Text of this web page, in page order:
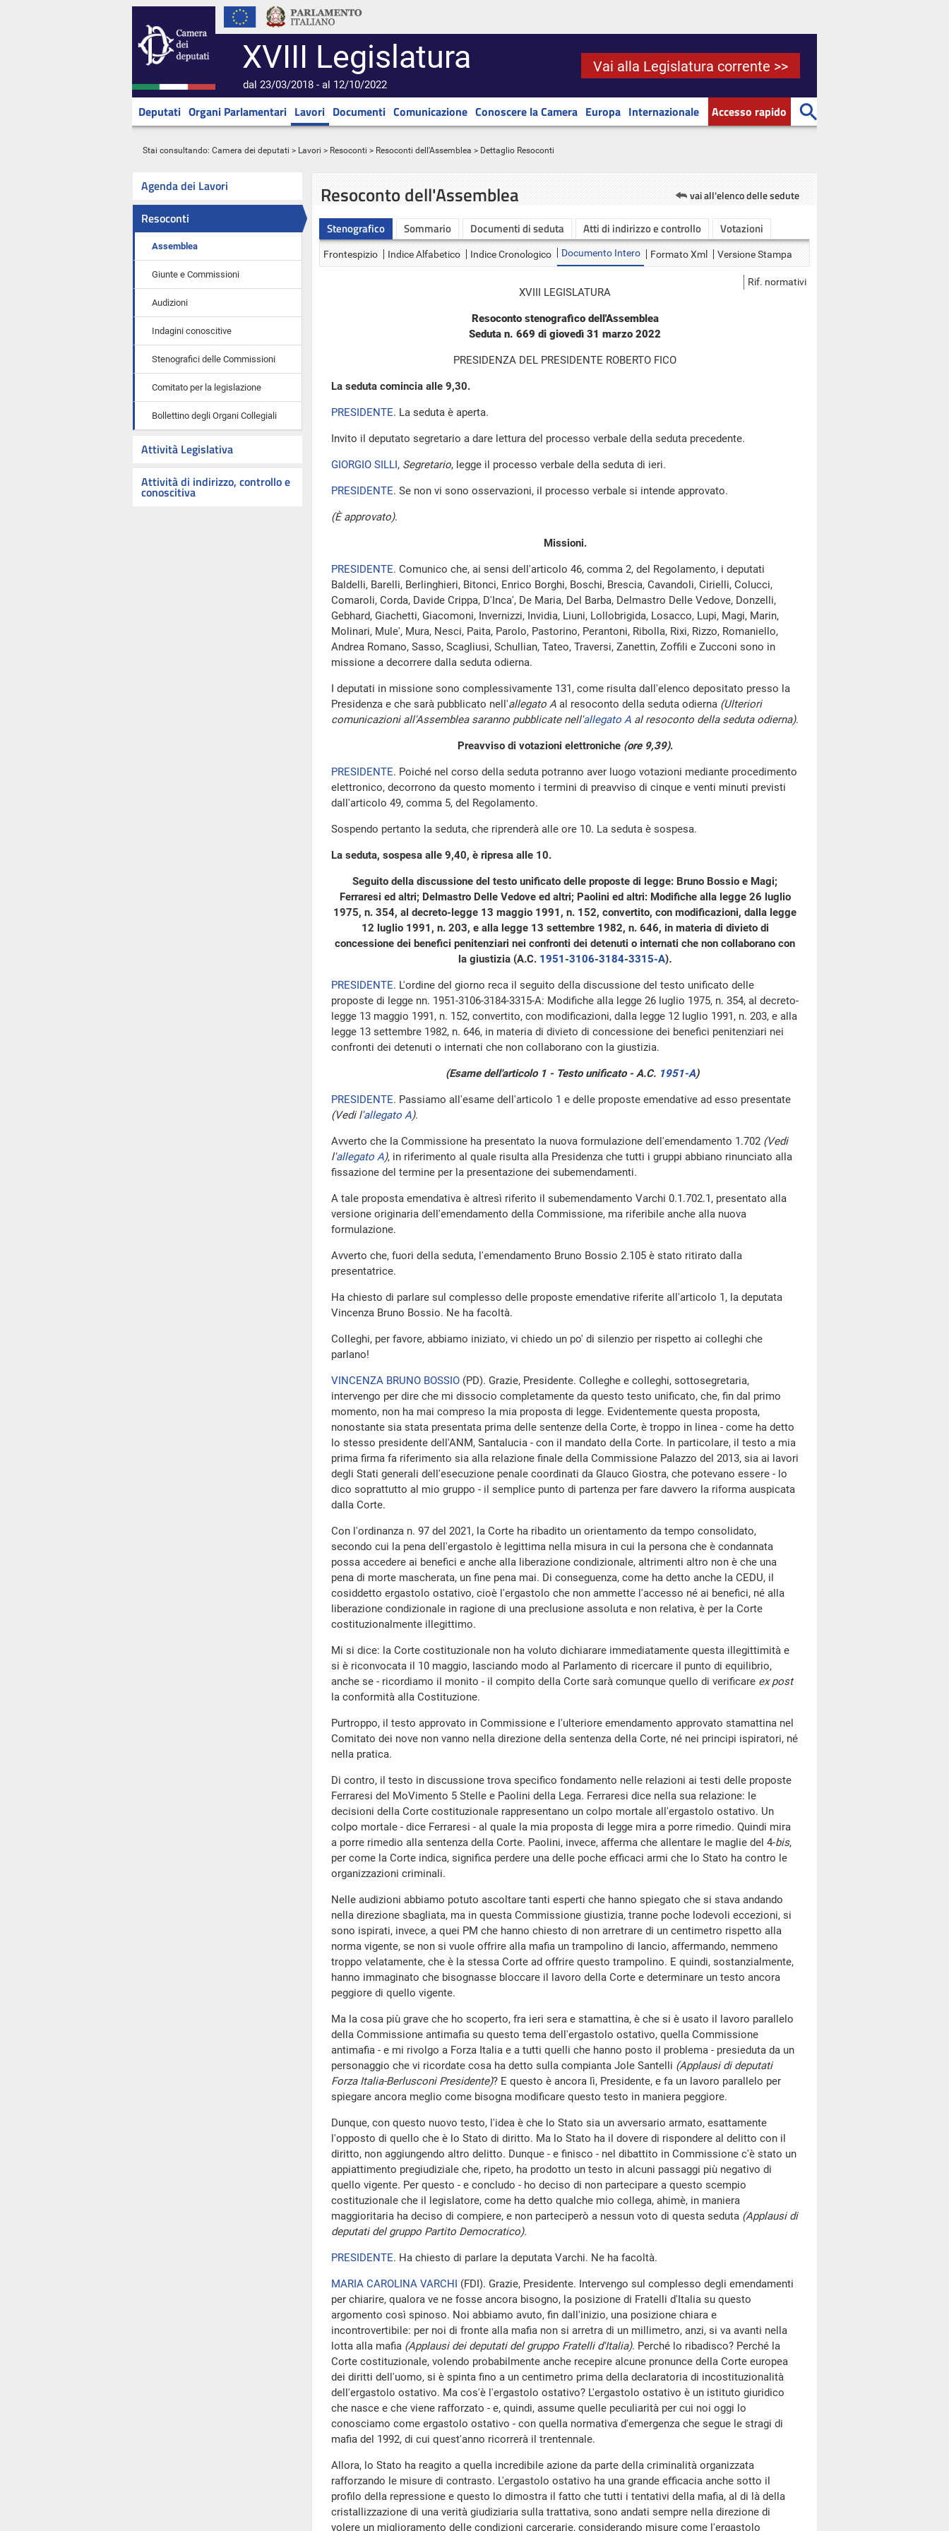
XVIII Legislatura
dal 23/03/2018 - al 12/10/2022
Vai alla Legislatura corrente >>
Deputati Organi Parlamentari Lavori Documenti Comunicazione Conoscere la Camera Europa Internazionale Accesso rapido
Stai consultando: Camera dei deputati > Lavori > Resoconti > Resoconti dell'Assemblea > Dettaglio Resoconti
Agenda dei Lavori
Resoconti
Assemblea
Giunte e Commissioni
Audizioni
Indagini conoscitive
Stenografici delle Commissioni
Comitato per la legislazione
Bollettino degli Organi Collegiali
Attività Legislativa
Attività di indirizzo, controllo e
conoscitiva
Resoconto dell'Assemblea vai all'elenco delle sedute
Stenografico Sommario Documenti di seduta Atti di indirizzo e controllo Votazioni
Frontespizio Indice Alfabetico Indice Cronologico Documento Intero Formato Xml Versione Stampa
Rif. normativi
XVIII LEGISLATURA
Resoconto stenografico dell'Assemblea
Seduta n. 669 di giovedì 31 marzo 2022
PRESIDENZA DEL PRESIDENTE ROBERTO FICO
La seduta comincia alle 9,30.
PRESIDENTE. La seduta è aperta.
Invito il deputato segretario a dare lettura del processo verbale della seduta precedente.
GIORGIO SILLI, Segretario, legge il processo verbale della seduta di ieri.
PRESIDENTE. Se non vi sono osservazioni, il processo verbale si intende approvato.
(È approvato).
Missioni.
PRESIDENTE. Comunico che, ai sensi dell'articolo 46, comma 2, del Regolamento, i deputati
Baldelli, Barelli, Berlinghieri, Bitonci, Enrico Borghi, Boschi, Brescia, Cavandoli, Cirielli, Colucci,
Comaroli, Corda, Davide Crippa, D'Inca', De Maria, Del Barba, Delmastro Delle Vedove, Donzelli,
Gebhard, Giachetti, Giacomoni, Invernizzi, Invidia, Liuni, Lollobrigida, Losacco, Lupi, Magi, Marin,
Molinari, Mule', Mura, Nesci, Paita, Parolo, Pastorino, Perantoni, Ribolla, Rixi, Rizzo, Romaniello,
Andrea Romano, Sasso, Scagliusi, Schullian, Tateo, Traversi, Zanettin, Zoffili e Zucconi sono in
missione a decorrere dalla seduta odierna.
I deputati in missione sono complessivamente 131, come risulta dall'elenco depositato presso la
Presidenza e che sarà pubblicato nell'allegato A al resoconto della seduta odierna (Ulteriori
comunicazioni all'Assemblea saranno pubblicate nell'allegato A al resoconto della seduta odierna).
Preavviso di votazioni elettroniche (ore 9,39).
PRESIDENTE. Poiché nel corso della seduta potranno aver luogo votazioni mediante procedimento
elettronico, decorrono da questo momento i termini di preavviso di cinque e venti minuti previsti
dall'articolo 49, comma 5, del Regolamento.
Sospendo pertanto la seduta, che riprenderà alle ore 10. La seduta è sospesa.
La seduta, sospesa alle 9,40, è ripresa alle 10.
Seguito della discussione del testo unificato delle proposte di legge: Bruno Bossio e Magi;
Ferraresi ed altri; Delmastro Delle Vedove ed altri; Paolini ed altri: Modifiche alla legge 26 luglio
1975, n. 354, al decreto-legge 13 maggio 1991, n. 152, convertito, con modificazioni, dalla legge
12 luglio 1991, n. 203, e alla legge 13 settembre 1982, n. 646, in materia di divieto di
concessione dei benefici penitenziari nei confronti dei detenuti o internati che non collaborano con
la giustizia (A.C. 1951​-3106​-3184​-3315-A​).
PRESIDENTE. L'ordine del giorno reca il seguito della discussione del testo unificato delle
proposte di legge nn. 1951-3106-3184-3315-A: Modifiche alla legge 26 luglio 1975, n. 354, al decreto-
legge 13 maggio 1991, n. 152, convertito, con modificazioni, dalla legge 12 luglio 1991, n. 203, e alla
legge 13 settembre 1982, n. 646, in materia di divieto di concessione dei benefici penitenziari nei
confronti dei detenuti o internati che non collaborano con la giustizia.
(Esame dell'articolo 1 - Testo unificato - A.C. 1951-A​)
PRESIDENTE. Passiamo all'esame dell'articolo 1 e delle proposte emendative ad esso presentate
(Vedi l'allegato A).
Avverto che la Commissione ha presentato la nuova formulazione dell'emendamento 1.702 (Vedi
l'allegato A), in riferimento al quale risulta alla Presidenza che tutti i gruppi abbiano rinunciato alla
fissazione del termine per la presentazione dei subemendamenti.
A tale proposta emendativa è altresì riferito il subemendamento Varchi 0.1.702.1, presentato alla
versione originaria dell'emendamento della Commissione, ma riferibile anche alla nuova
formulazione.
Avverto che, fuori della seduta, l'emendamento Bruno Bossio 2.105 è stato ritirato dalla
presentatrice.
Ha chiesto di parlare sul complesso delle proposte emendative riferite all'articolo 1, la deputata
Vincenza Bruno Bossio. Ne ha facoltà.
Colleghi, per favore, abbiamo iniziato, vi chiedo un po' di silenzio per rispetto ai colleghi che
parlano!
VINCENZA BRUNO BOSSIO (PD). Grazie, Presidente. Colleghe e colleghi, sottosegretaria,
intervengo per dire che mi dissocio completamente da questo testo unificato, che, fin dal primo
momento, non ha mai compreso la mia proposta di legge. Evidentemente questa proposta,
nonostante sia stata presentata prima delle sentenze della Corte, è troppo in linea - come ha detto
lo stesso presidente dell'ANM, Santalucia - con il mandato della Corte. In particolare, il testo a mia
prima firma fa riferimento sia alla relazione finale della Commissione Palazzo del 2013, sia ai lavori
degli Stati generali dell'esecuzione penale coordinati da Glauco Giostra, che potevano essere - lo
dico soprattutto al mio gruppo - il semplice punto di partenza per fare davvero la riforma auspicata
dalla Corte.
Con l'ordinanza n. 97 del 2021, la Corte ha ribadito un orientamento da tempo consolidato,
secondo cui la pena dell'ergastolo è legittima nella misura in cui la persona che è condannata
possa accedere ai benefici e anche alla liberazione condizionale, altrimenti altro non è che una
pena di morte mascherata, un fine pena mai. Di conseguenza, come ha detto anche la CEDU, il
cosiddetto ergastolo ostativo, cioè l'ergastolo che non ammette l'accesso né ai benefici, né alla
liberazione condizionale in ragione di una preclusione assoluta e non relativa, è per la Corte
costituzionalmente illegittimo.
Mi si dice: la Corte costituzionale non ha voluto dichiarare immediatamente questa illegittimità e
si è riconvocata il 10 maggio, lasciando modo al Parlamento di ricercare il punto di equilibrio,
anche se - ricordiamo il monito - il compito della Corte sarà comunque quello di verificare ex post
la conformità alla Costituzione.
Purtroppo, il testo approvato in Commissione e l'ulteriore emendamento approvato stamattina nel
Comitato dei nove non vanno nella direzione della sentenza della Corte, né nei principi ispiratori, né
nella pratica.
Di contro, il testo in discussione trova specifico fondamento nelle relazioni ai testi delle proposte
Ferraresi del MoVimento 5 Stelle e Paolini della Lega. Ferraresi dice nella sua relazione: le
decisioni della Corte costituzionale rappresentano un colpo mortale all'ergastolo ostativo. Un
colpo mortale - dice Ferraresi - al quale la mia proposta di legge mira a porre rimedio. Quindi mira
a porre rimedio alla sentenza della Corte. Paolini, invece, afferma che allentare le maglie del 4-bis,
per come la Corte indica, significa perdere una delle poche efficaci armi che lo Stato ha contro le
organizzazioni criminali.
Nelle audizioni abbiamo potuto ascoltare tanti esperti che hanno spiegato che si stava andando
nella direzione sbagliata, ma in questa Commissione giustizia, tranne poche lodevoli eccezioni, si
sono ispirati, invece, a quei PM che hanno chiesto di non arretrare di un centimetro rispetto alla
norma vigente, se non si vuole offrire alla mafia un trampolino di lancio, affermando, nemmeno
troppo velatamente, che è la stessa Corte ad offrire questo trampolino. E quindi, sostanzialmente,
hanno immaginato che bisognasse bloccare il lavoro della Corte e determinare un testo ancora
peggiore di quello vigente.
Ma la cosa più grave che ho scoperto, fra ieri sera e stamattina, è che si è usato il lavoro parallelo
della Commissione antimafia su questo tema dell'ergastolo ostativo, quella Commissione
antimafia - e mi rivolgo a Forza Italia e a tutti quelli che hanno posto il problema - presieduta da un
personaggio che vi ricordate cosa ha detto sulla compianta Jole Santelli (Applausi di deputati
Forza Italia-Berlusconi Presidente)? E questo è ancora lì, Presidente, e fa un lavoro parallelo per
spiegare ancora meglio come bisogna modificare questo testo in maniera peggiore.
Dunque, con questo nuovo testo, l'idea è che lo Stato sia un avversario armato, esattamente
l'opposto di quello che è lo Stato di diritto. Ma lo Stato ha il dovere di rispondere al delitto con il
diritto, non aggiungendo altro delitto. Dunque - e finisco - nel dibattito in Commissione c'è stato un
appiattimento pregiudiziale che, ripeto, ha prodotto un testo in alcuni passaggi più negativo di
quello vigente. Per questo - e concludo - ho deciso di non partecipare a questo scempio
costituzionale che il legislatore, come ha detto qualche mio collega, ahimè, in maniera
maggioritaria ha deciso di compiere, e non parteciperò a nessun voto di questa seduta (Applausi di
deputati del gruppo Partito Democratico).
PRESIDENTE. Ha chiesto di parlare la deputata Varchi. Ne ha facoltà.
MARIA CAROLINA VARCHI (FDI). Grazie, Presidente. Intervengo sul complesso degli emendamenti
per chiarire, qualora ve ne fosse ancora bisogno, la posizione di Fratelli d'Italia su questo
argomento così spinoso. Noi abbiamo avuto, fin dall'inizio, una posizione chiara e
incontrovertibile: per noi di fronte alla mafia non si arretra di un millimetro, anzi, si va avanti nella
lotta alla mafia (Applausi dei deputati del gruppo Fratelli d'Italia). Perché lo ribadisco? Perché la
Corte costituzionale, volendo probabilmente anche recepire alcune pronunce della Corte europea
dei diritti dell'uomo, si è spinta fino a un centimetro prima della declaratoria di incostituzionalità
dell'ergastolo ostativo. Ma cos'è l'ergastolo ostativo? L'ergastolo ostativo è un istituto giuridico
che nasce e che viene rafforzato - e, quindi, assume quelle peculiarità per cui noi oggi lo
conosciamo come ergastolo ostativo - con quella normativa d'emergenza che segue le stragi di
mafia del 1992, di cui quest'anno ricorrerà il trentennale.
Allora, lo Stato ha reagito a quella incredibile azione da parte della criminalità organizzata
rafforzando le misure di contrasto. L'ergastolo ostativo ha una grande efficacia anche sotto il
profilo della repressione e questo lo dimostra il fatto che tutti i tentativi della mafia, al di là della
cristallizzazione di una verità giudiziaria sulla trattativa, sono andati sempre nella direzione di
volere un miglioramento delle condizioni carcerarie, considerando misure come l'ergastolo